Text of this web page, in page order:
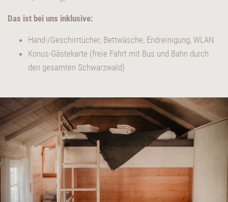
Das ist bei uns inklusive:
Hand-/Geschirrtücher, Bettwäsche, Endreinigung, WLAN
Konus-Gästekarte (freie Fahrt mit Bus und Bahn durch
den gesamten Schwarzwald)